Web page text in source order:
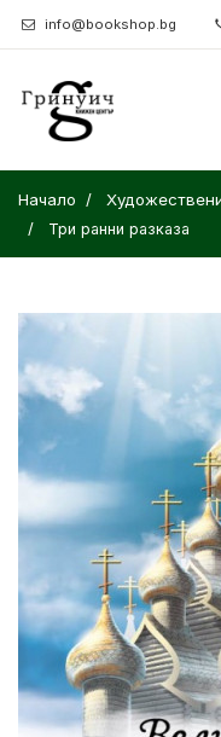
info@bookshop.bg
Начало
Три ранни разказа